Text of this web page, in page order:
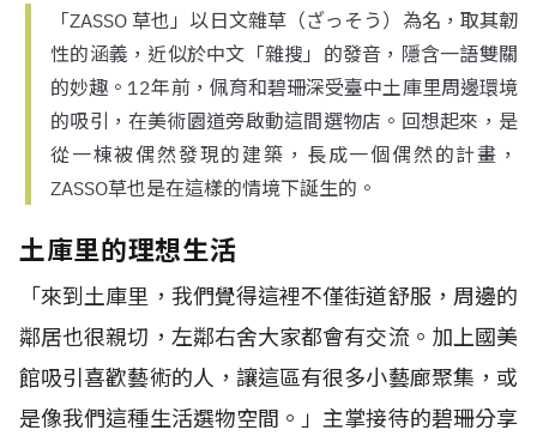
「ZASSO 草也」以日文雜草（ざっそう）為名，取其韌
性的涵義，近似於中文「雜搜」的發音，隱含一語雙關
的妙趣。12年前，佩育和碧珊深受臺中土庫里周邊環境
的吸引，在美術園道旁啟動這間選物店。回想起來，是
從一棟被偶然發現的建築，長成一個偶然的計畫，
ZASSO草也是在這樣的情境下誕生的。
土庫里的理想生活
「來到土庫里，我們覺得這裡不僅街道舒服，周邊的
鄰居也很親切，左鄰右舍大家都會有交流。加上國美
館吸引喜歡藝術的人，讓這區有很多小藝廊聚集，或
是像我們這種生活選物空間。」主掌接待的碧珊分享